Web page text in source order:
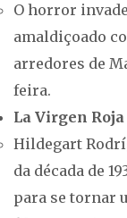
O horror
amaldiçoado
arredores de
feira.
La Virgen Roja
Hildegart
da década de
para se tornar